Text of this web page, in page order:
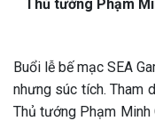
Thủ tướng Phạm
Buổi lễ bế mạc SEA
nhưng súc tích. Tham
Thủ tướng Phạm Minh